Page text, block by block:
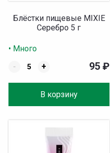
Блёстки пищевые MIXIE
Серебро 5 г
• Много
-
+
В корзину
95 ₽